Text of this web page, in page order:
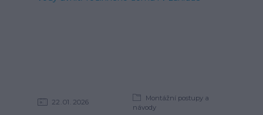
22 01 2026
Montážní postupy a
návody